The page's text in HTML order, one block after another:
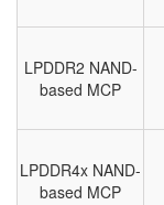
LPDDR2 NAND-
based MCP
LPDDR4x NAND-
based MCP